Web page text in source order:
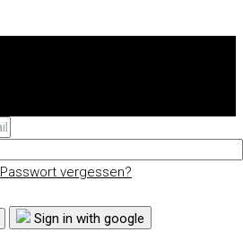
Passwort vergessen?
Sign in with google